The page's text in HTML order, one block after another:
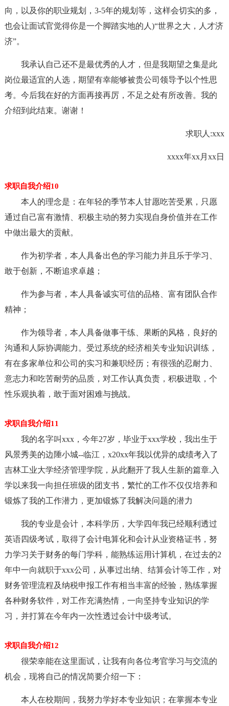
向，以及你的职业规划，3-5年的规划等，这样会切实的多，
也会让面试官觉得你是一个脚踏实地的人)“世界之大，人才济
济”。
我承认自己还不是最优秀的人才，但是我期望之集是此
岗位最适宜的人选，期望有幸能够被贵公司领导予以个性思
考。今后我在好的方面再接再厉，不足之处有所改善。我的
介绍到此结束。谢谢！
求职人:xxx
xxxx年xx月xx日
求职自我介绍10
本人的理念是：在年轻的季节本人甘愿吃苦受累，只愿
通过自己富有激情、积极主动的努力实现自身价值并在工作
中做出最大的贡献。
作为初学者，本人具备出色的学习能力并且乐于学习、
敢于创新，不断追求卓越；
作为参与者，本人具备诚实可信的品格、富有团队合作
精神；
作为领导者，本人具备做事干练、果断的风格，良好的
沟通和人际协调能力。受过系统的经济相关专业知识训练，
有在多家单位和公司的实习和兼职经历；有很强的忍耐力、
意志力和吃苦耐劳的品质，对工作认真负责，积极进取，个
性乐观执着，敢于面对困难与挑战。
求职自我介绍11
我的名字叫xxx，今年27岁，毕业于xxx学校，我出生于
风景秀美的边陲小城--临江，x20xx年我以优异的成绩考入了
吉林工业大学经济管理学院，从此翻开了我人生新的篇章.入
学以来我一向担任班级的团支书，繁忙的工作不仅仅培养和
锻炼了我的工作潜力，更加锻炼了我解决问题的潜力
我的专业是会计，本科学历，大学四年我已经顺利透过
英语四级考试，取得了会计电算化和会计从业资格证书，努
力学习关于财务的每门学科，能熟练运用计算机，在过去的2
年中一向就职于xxx公司，从事过出纳、结算会计等工作，对
财务管理流程及纳税申报工作有相当丰富的经验，熟练掌握
各种财务软件，对工作充满热情，一向坚持专业知识的学
习，并打算在今年内一次性透过会计中级考试。
求职自我介绍12
很荣幸能在这里面试，让我有向各位考官学习与交流的
机会，现将自己的情况简要介绍一下：
本人在校期间，我努力学好本专业知识；在掌握本专业